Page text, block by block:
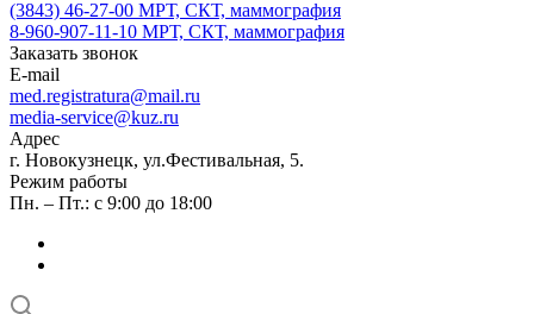
(3843) 46-27-00 МРТ, СКТ, маммография
8-960-907-11-10 МРТ, СКТ, маммография
Заказать звонок
E-mail
med.registratura@mail.ru
media-service@kuz.ru
Адрес
г. Новокузнецк, ул.Фестивальная, 5.
Режим работы
Пн. – Пт.: с 9:00 до 18:00